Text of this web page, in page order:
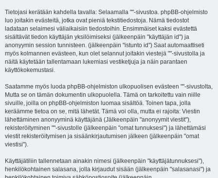
Tietojasi kerätään kahdella tavalla: Selaamalla ""-sivustoa. phpBB-ohjelmisto
luo joitakin evästeitä, jotka ovat pieniä tekstitiedostoja. Nämä tiedostot
ladataan selaimesi väliaikaisiin tiedostoihin. Ensimmäiset kaksi evästettä
sisältävät tiedon käyttäjän yksilöimiseksi (jälkeenpäin "käyttäjän id") ja
anonyymin session tunnisteen. (jälkeenpäin "istunto id") Saat automaattiseti
myös kolmannen evästeen, kun olet selannut joitakin viestejä ""-sivustolla ja
näitä käytetään tallentamaan lukemiasi vestiketjuja ja näin parantaen
käyttökokemustasi.
Saatamme myös luoda phpBB-ohjelmiston ulkopuolisen evästeen ""-sivustolta,
Mutta se on tämän dokumentin ulkopuolella. Tämä on tarkoitettu vain niille
sivuille, joilla on phpBB-ohjelmiston luomaa sisältöä. Toinen tapa, jolla
keräämme tietoa on se, mitä lähetät. Tämä voi olla, mutta ei rajoita: Viestin
lähettäminen anonyyminä käyttäjänä (Jälkeenpäin "anonyymit viestit"),
rekisteröityminen ""-sivustolle (jälkeenpäin "omat tunnuksesi") ja lähettämäsi
viestit rekisteröitymisen ja sisäänkirjautumisen jälkeen (jälkeenpäin "omat
viestisi").
Käyttäjätiliin tallennetaan ainakin nimesi (jälkeenpäin "käyttäjätunnuksesi"),
henkilökohtainen salasana, jolla kirjaudut sisään (jälkeenpäin "salasanasi") ja